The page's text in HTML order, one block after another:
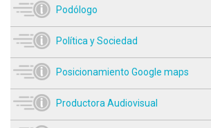
Podólogo
Política y Sociedad
Posicionamiento Google maps
Productora Audiovisual